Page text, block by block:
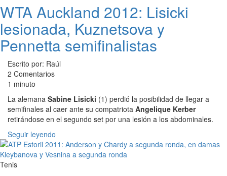
WTA Auckland 2012: Lisicki
lesionada, Kuznetsova y
Pennetta semifinalistas
Escrito por: Raúl
2 Comentarios
1 minuto
La alemana Sabine Lisicki (1) perdió la posibilidad de llegar a
semifinales al caer ante su compatriota Angelique Kerber
retirándose en el segundo set por una lesión a los abdominales.
Seguir leyendo
Tenis